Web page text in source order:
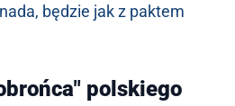
będzie jak z paktem
polskiego